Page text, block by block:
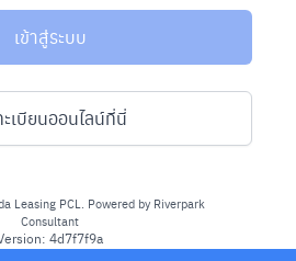
เข้าสู่ระบบ
เบียนออนไลน์ที่นี่
Leasing PCL. Powered by Riverpark
Consultant
4d7f7f9a